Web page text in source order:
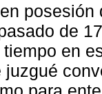
de
en